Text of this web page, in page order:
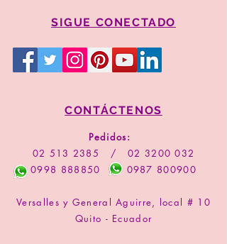
SIGUE CONECTADO
CONTÁCTENOS
Pedidos:
02 513 2385
/02 3200 032
0998 888850
0987 800900
Versalles y General Aguirre, local # 10
Quito - Ecuador